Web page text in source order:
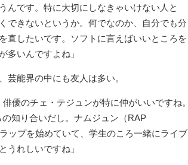
んです。特に大切にしなきゃいけない人と
できないというか。何でなのか、自分でも分
直したいです。ソフトに言えばいいところを
多いんですよね」
芸能界の中にも友人は多い。
優のチェ・テジュンが特に仲がいいですね。
知り合いだし。ナムジュン（RAP
ップを始めていて、学生のころ一緒にライブ
うれしいですね」